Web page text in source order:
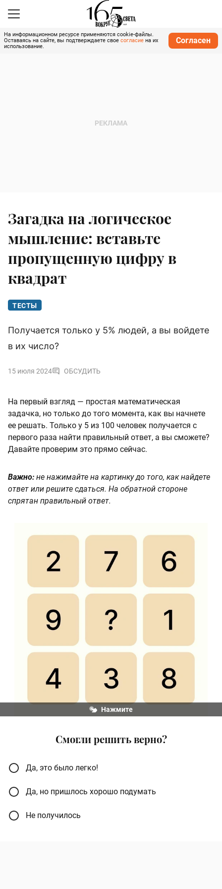
На информационном ресурсе применяются cookie-файлы.
Оставаясь на сайте, вы подтверждаете свое согласие на их
использование.
Согласен
Загадка на логическое
мышление: вставьте
пропущенную цифру в
квадрат
ТЕСТЫ
Получается только у 5% людей, а вы войдете
в их число?
15 июля 2024 ОБСУДИТЬ
На первый взгляд — простая математическая
задачка, но только до того момента, как вы начнете
ее решать. Только у 5 из 100 человек получается с
первого раза найти правильный ответ, а вы сможете?
Давайте проверим это прямо сейчас.
Важно: не нажимайте на картинку до того, как найдете
ответ или решите сдаться. На обратной стороне
спрятан правильный ответ.
Нажмите
Смогли решить верно?
Да, это было легко!
Да, но пришлось хорошо подумать
Не получилось